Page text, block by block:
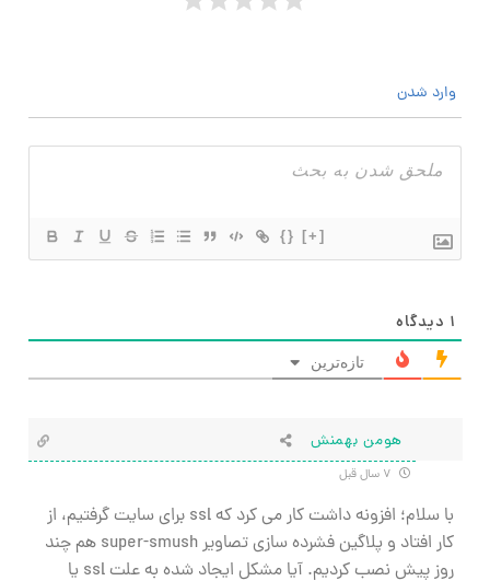
وارد شدن
{} [+]
۱ دیدگاه
تازه‌ترین
هومن بهمنش
با سلام؛ افزونه داشت کار می کرد که ssl برای سایت گرفتیم، از
کار افتاد و پلاگین فشرده سازی تصاویر super-smush هم چند
روز پیش نصب کردیم. آیا مشکل ایجاد شده به علت ssl یا